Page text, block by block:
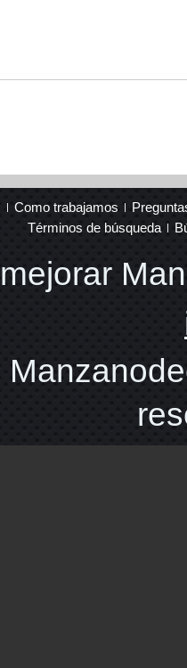
Como trabajamos
Términos de búsqueda